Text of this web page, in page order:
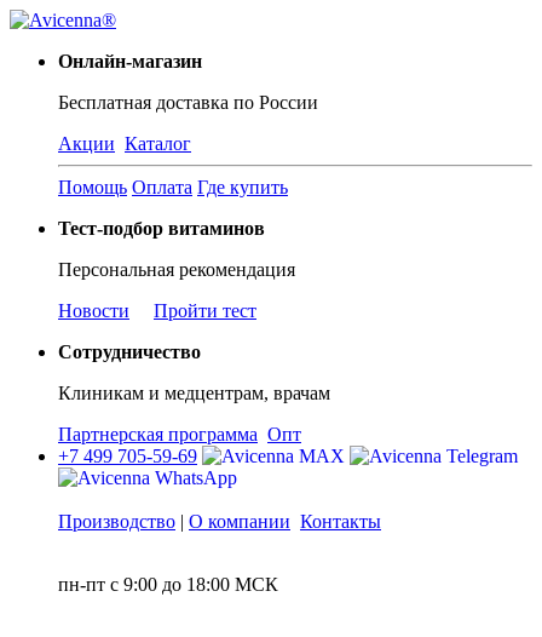
Онлайн-магазин
Бесплатная доставка по России
Акции Каталог
Помощь Оплата Где купить
Тест-подбор витаминов
Персональная рекомендация
Новости
Пройти тест
Сотрудничество
Клиникам и медцентрам, врачам
Партнерская программа Опт
+7 499 705-59-69
Производство | О компании Контакты
пн-пт с 9:00 до 18:00 МСК